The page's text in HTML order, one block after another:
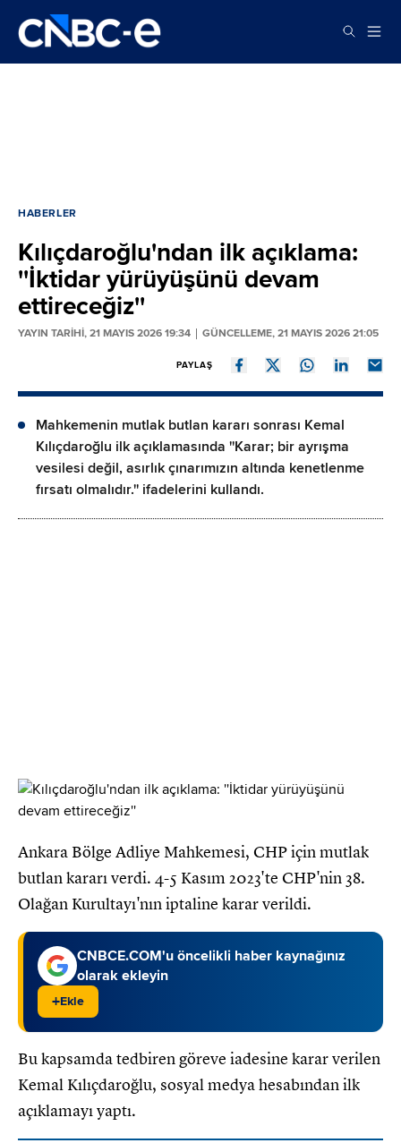
HABERLER
Kılıçdaroğlu'ndan ilk açıklama:
''İktidar yürüyüşünü devam
ettireceğiz''
YAYIN TARİHİ, 21 MAYIS 2026 19:34 GÜNCELLEME, 21 MAYIS 2026 21:05
PAYLAŞ
Mahkemenin mutlak butlan kararı sonrası Kemal
Kılıçdaroğlu ilk açıklamasında ''Karar; bir ayrışma
vesilesi değil, asırlık çınarımızın altında kenetlenme
fırsatı olmalıdır.'' ifadelerini kullandı.
Ankara Bölge Adliye Mahkemesi, CHP için mutlak
butlan kararı verdi. 4-5 Kasım 2023'te CHP'nin 38.
Olağan Kurultayı'nın iptaline karar verildi.
CNBCE.COM'u öncelikli haber kaynağınız
olarak ekleyin
+Ekle
Bu kapsamda tedbiren göreve iadesine karar verilen
Kemal Kılıçdaroğlu, sosyal medya hesabından ilk
açıklamayı yaptı.